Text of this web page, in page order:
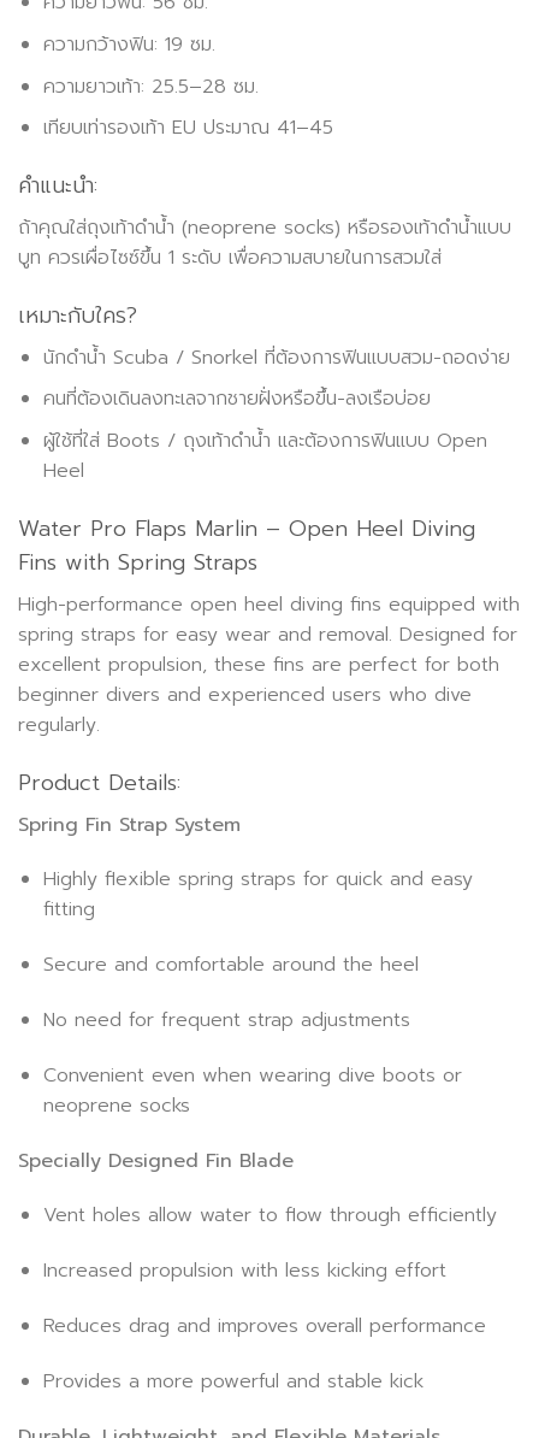
ความกว้างฟิน: 19 ซม.
ความยาวเท้า: 25.5–28 ซม.
เทียบเท่ารองเท้า EU ประมาณ 41–45
คำแนะนำ:
ถ้าคุณใส่ถุงเท้าดำน้ำ (neoprene socks) หรือรองเท้าดำน้ำแบบ
บูท ควรเผื่อไซซ์ขึ้น 1 ระดับ เพื่อความสบายในการสวมใส่
เหมาะกับใคร?
นักดำน้ำ Scuba / Snorkel ที่ต้องการฟินแบบสวม-ถอดง่าย
คนที่ต้องเดินลงทะเลจากชายฝั่งหรือขึ้น-ลงเรือบ่อย
ผู้ใช้ที่ใส่ Boots / ถุงเท้าดำน้ำ และต้องการฟินแบบ Open
Heel
Water Pro Flaps Marlin – Open Heel Diving
Fins with Spring Straps
High-performance open heel diving fins equipped with
spring straps for easy wear and removal. Designed for
excellent propulsion, these fins are perfect for both
beginner divers and experienced users who dive
regularly.
Product Details:
Spring Fin Strap System
Highly flexible spring straps for quick and easy
fitting
Secure and comfortable around the heel
No need for frequent strap adjustments
Convenient even when wearing dive boots or
neoprene socks
Specially Designed Fin Blade
Vent holes allow water to flow through efficiently
Increased propulsion with less kicking effort
Reduces drag and improves overall performance
Provides a more powerful and stable kick